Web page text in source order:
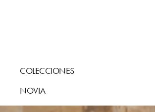
COLECCIONES
NOVIA